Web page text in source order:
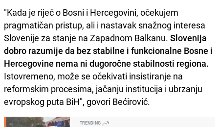
"Kada je riječ o Bosni i Hercegovini, očekujem
pragmatičan pristup, ali i nastavak snažnog interesa
Slovenije za stanje na Zapadnom Balkanu. Slovenija
dobro razumije da bez stabilne i funkcionalne Bosne i
Hercegovine nema ni dugoročne stabilnosti regiona.
Istovremeno, može se očekivati insistiranje na
reformskim procesima, jačanju institucija i ubrzanju
evropskog puta BiH", govori Bećirović.
TRENDING